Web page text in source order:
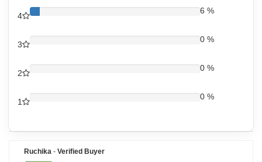
सुधारण्यात मदत करते.
Melasma वर उपचार:हार्मोनल बदल किंवा सूर्यप्रकाशामुळे झालेले काळे
बनावट सुधारते
4
6 %
3
0 %
2
0 %
1
0 %
Ruchika - Verified Buyer